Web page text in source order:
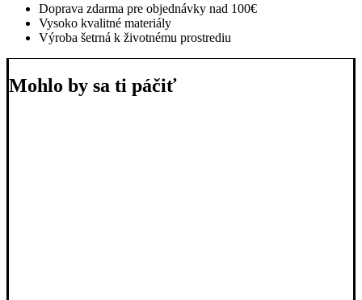
Doprava zdarma pre objednávky nad 100€
Vysoko kvalitné materiály
Výroba šetrná k životnému prostrediu
Mohlo by sa ti páčiť